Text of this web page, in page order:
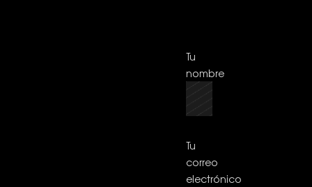
Tu
nombre
Tu
correo
electrónico